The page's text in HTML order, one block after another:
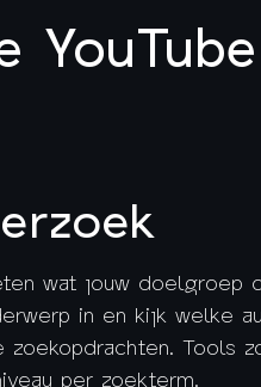
wat jouw doelgroep
in en kijk welke
Tools
per zoekterm.